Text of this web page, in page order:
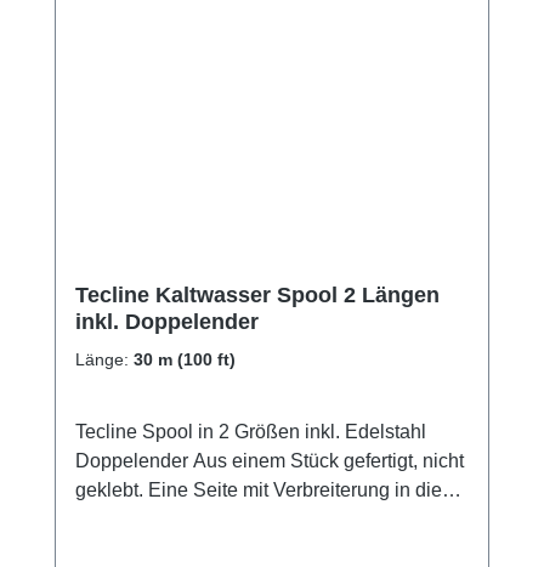
Tecline Kaltwasser Spool 2 Längen
inkl. Doppelender
Länge: 30 m (100 ft)
Tecline Spool in 2 Größen inkl. Edelstahl
Doppelender Aus einem Stück gefertigt, nicht
geklebt. Eine Seite mit Verbreiterung in die